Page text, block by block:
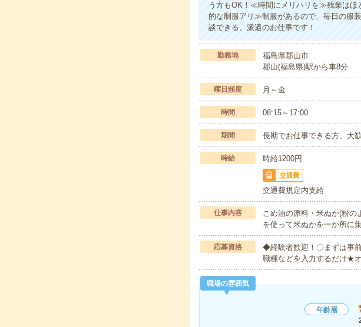
う方もOK！≪時間にメリハリを≫残業はほ
的な制服アリ≫制服があるので、毎日の服
談できる、派遣のお仕事です！
勤務地
福島県郡山市
郡山(福島県)駅から車8分
曜日頻度 月～金
時間 08:15～17:00
期間 長期でお仕事できる方、大
時給 時給1200円
交通費
交通費規定内支給
仕事内容
こめ油の原料・米ぬか(粉の
を使って米ぬかを一か所に
応募資格
◆経験者歓迎！〇まずは事
職種などを入力するだけ★
職場の雰囲気
年齢層